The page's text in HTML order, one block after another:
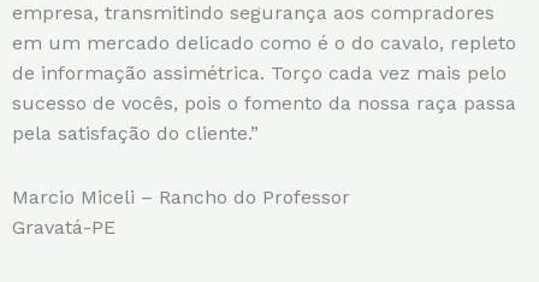
empresa, transmitindo segurança aos compradores
em um mercado delicado como é o do cavalo, repleto
de informação assimétrica. Torço cada vez mais pelo
sucesso de vocês, pois o fomento da nossa raça passa
pela satisfação do cliente.”
Marcio Miceli – Rancho do Professor
Gravatá-PE